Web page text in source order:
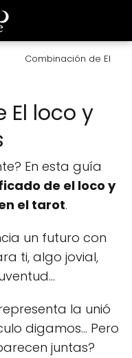
Combinación de El
loco y
En esta guía
de el loco y
el tarot.
un futuro con
ti, algo jovial,
la unió
digamos... Pero
juntas?